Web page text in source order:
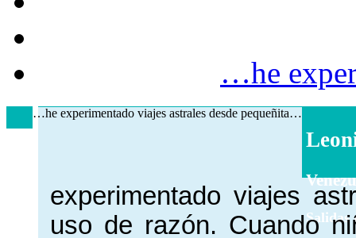
…he
…he experimentado viajes astrales desde pequeñita…
Salidas
experimentado viajes
uso de razón. Cuando